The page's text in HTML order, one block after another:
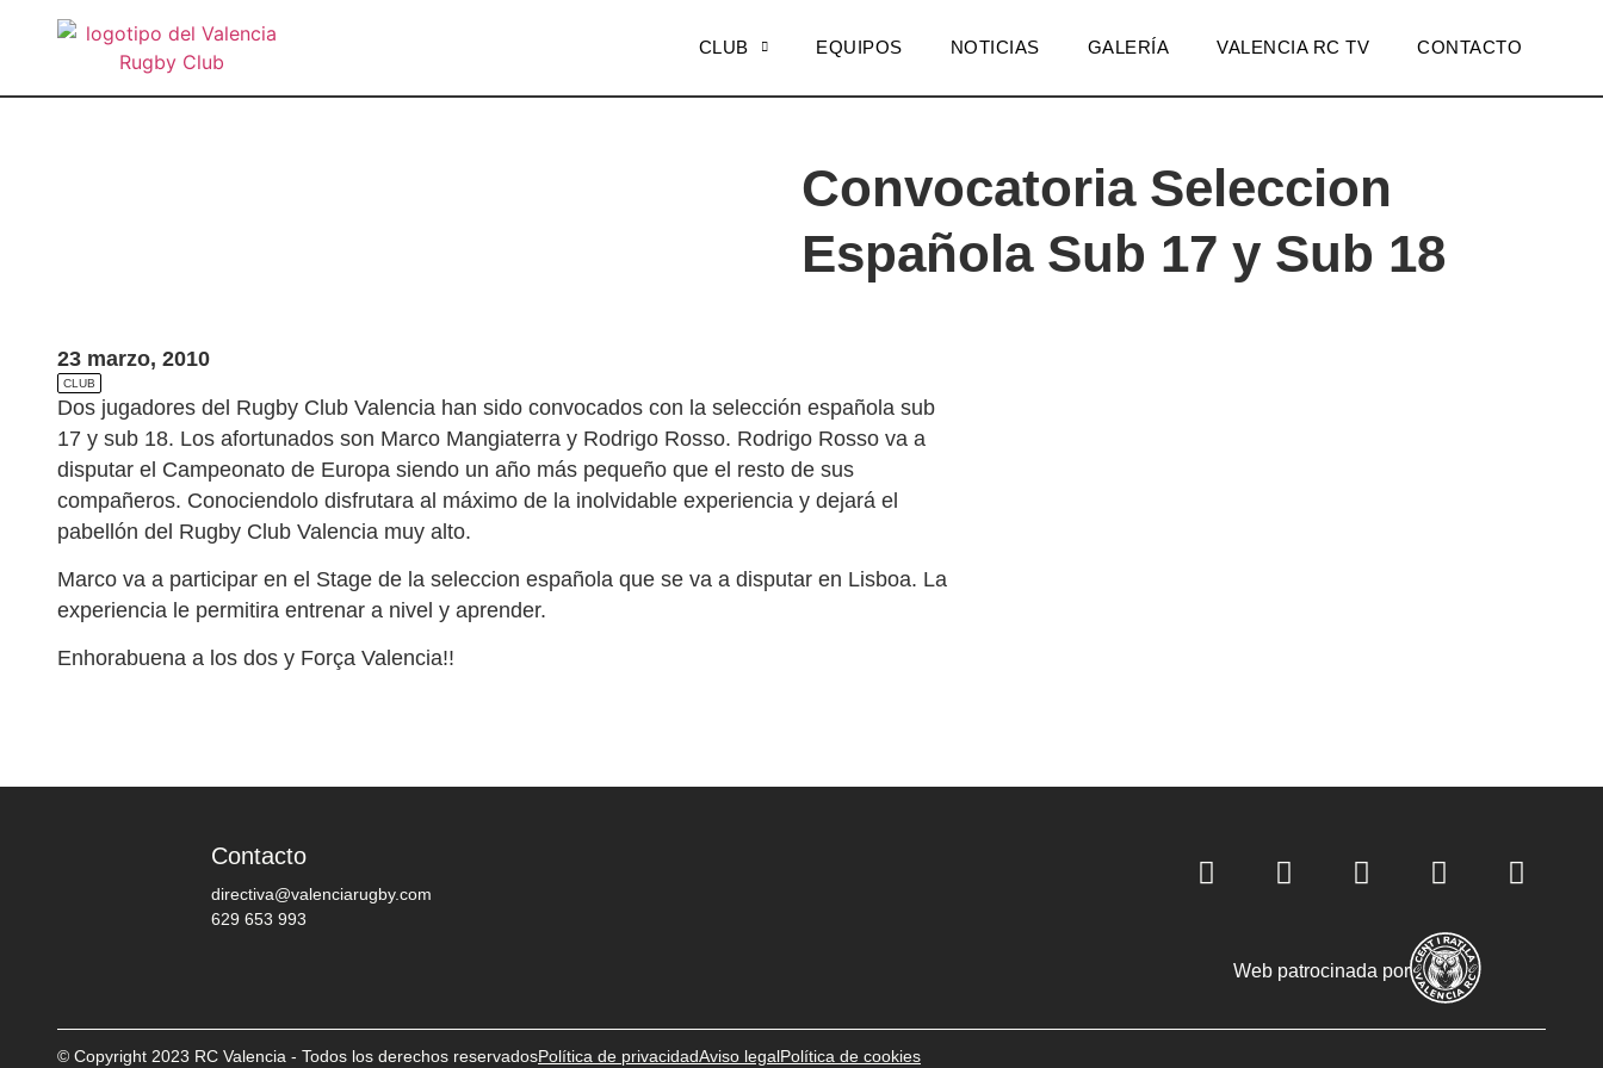
CLUB EQUIPOS NOTICIAS GALERÍA VALENCIA RC TV CONTACTO
Convocatoria Seleccion
Española Sub 17 y Sub 18
23 marzo, 2010
CLUB
Dos jugadores del Rugby Club Valencia han sido convocados con la selección española sub
17 y sub 18. Los afortunados son Marco Mangiaterra y Rodrigo Rosso. Rodrigo Rosso va a
disputar el Campeonato de Europa siendo un año más pequeño que el resto de sus
compañeros. Conociendolo disfrutara al máximo de la inolvidable experiencia y dejará el
pabellón del Rugby Club Valencia muy alto.
Marco va a participar en el Stage de la seleccion española que se va a disputar en Lisboa. La
experiencia le permitira entrenar a nivel y aprender.
Enhorabuena a los dos y Força Valencia!!
Contacto
directiva@valenciarugby.com
629 653 993
Web patrocinada por
© Copyright 2023 RC Valencia - Todos los derechos reservadosPolítica de privacidadAviso legalPolítica de cookies